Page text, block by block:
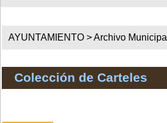
AYUNTAMIENTO >Archivo Municipal
Colección de Carteles